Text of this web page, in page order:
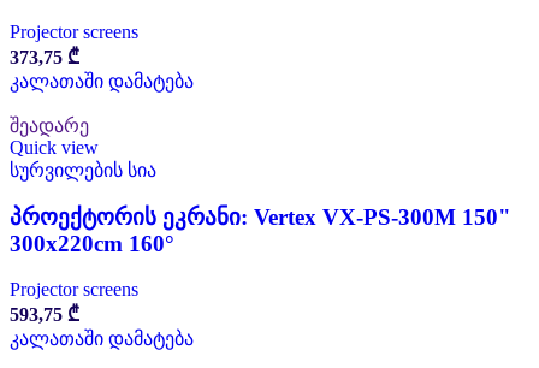
Projector screens
373,75 ₾
კალათაში დამატება
შეადარე
Quick view
სურვილების სია
პროექტორის ეკრანი: Vertex VX-PS-300M 150"
300x220cm 160°
Projector screens
593,75 ₾
კალათაში დამატება